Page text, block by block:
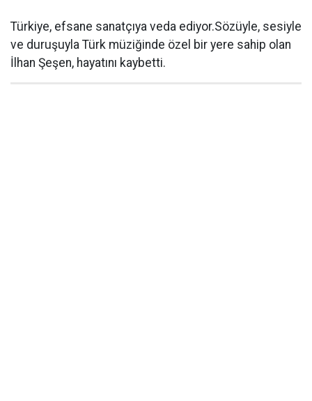
Türkiye, efsane sanatçıya veda ediyor.Sözüyle, sesiyle
ve duruşuyla Türk müziğinde özel bir yere sahip olan
İlhan Şeşen, hayatını kaybetti.